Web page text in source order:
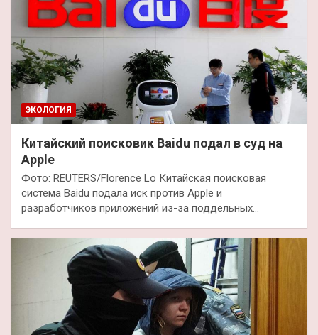
ЭКОЛОГИЯ
Китайский поисковик Baidu подал в суд на
Apple
Фото: REUTERS/Florence Lo Китайская поисковая
система Baidu подала иск против Apple и
разработчиков приложений из-за поддельных…